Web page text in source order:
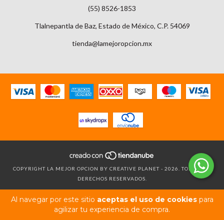
Al navegar por este sitio aceptas el uso de cookiespara
agilizar tu experiencia de compra.
(55) 8526-1853
Tlalnepantla de Baz, Estado de México, C.P. 54069
tienda@lamejoropcion.mx
COPYRIGHT LA MEJOR OPCION BY CREATIVE PLANET - 2026. TODOS LOS
DERECHOS RESERVADOS.